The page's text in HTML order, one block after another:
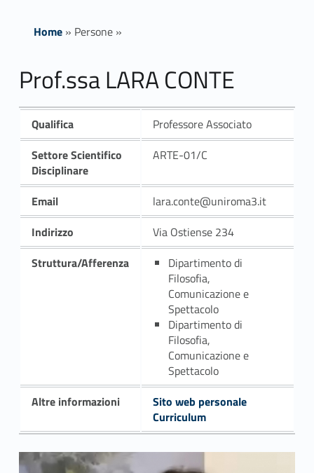
Home» Persone»
Prof.ssa LARA CONTE
Qualifica
Professore Associato
Settore Scientifico
Disciplinare
ARTE-01/C
Email
lara.conte@uniroma3.it
Indirizzo
Via Ostiense 234
Struttura/Afferenza
Dipartimento di
Filosofia,
Comunicazione e
Spettacolo
Dipartimento di
Filosofia,
Comunicazione e
Spettacolo
Altre informazioni
Sito web personale
Curriculum